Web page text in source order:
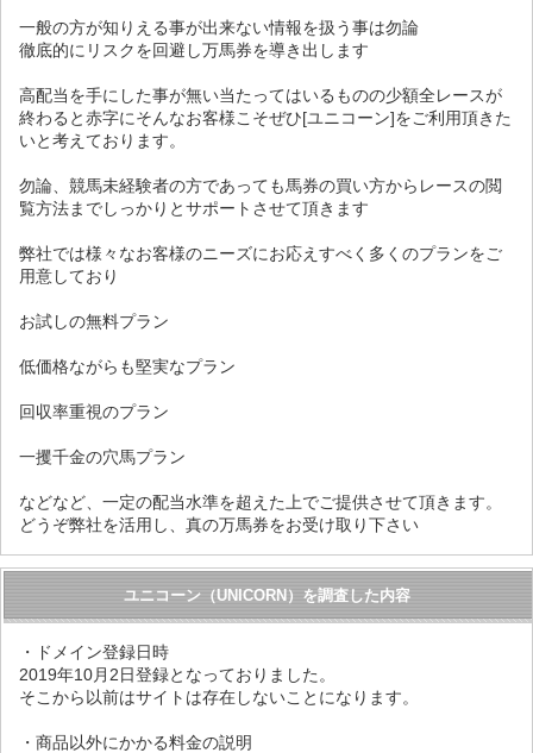
一般の方が知りえる事が出来ない情報を扱う事は勿論
徹底的にリスクを回避し万馬券を導き出します
高配当を手にした事が無い当たってはいるものの少額全レースが
終わると赤字にそんなお客様こそぜひ[ユニコーン]をご利用頂きた
いと考えております。
勿論、競馬未経験者の方であっても馬券の買い方からレースの閲
覧方法までしっかりとサポートさせて頂きます
弊社では様々なお客様のニーズにお応えすべく多くのプランをご
用意しており
お試しの無料プラン
低価格ながらも堅実なプラン
回収率重視のプラン
一攫千金の穴馬プラン
などなど、一定の配当水準を超えた上でご提供させて頂きます。
どうぞ弊社を活用し、真の万馬券をお受け取り下さい
ユニコーン（UNICORN）を調査した内容
・ドメイン登録日時
2019年10月2日登録となっておりました。
そこから以前はサイトは存在しないことになります。
・商品以外にかかる料金の説明